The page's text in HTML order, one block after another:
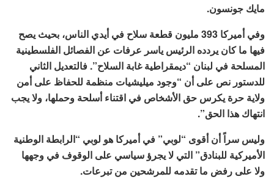
مايك جونسون.
وفي أميركا 393 مليون قطعة سلاح في أيدي الناس، بحيث يصح
فيها ما كان يردده الرئيس ياسر عرفات عن الفصائل الفلسطينية
المسلحة في لبنان “ديمقراطية غابة السلاح”. فالتعديل الثاني
للدستور نص على أن “وجود ميليشيات منظمة للحفاظ على أمن
ولاية حرة يكرس حق الأشخاص في اقتناء أسلحة وحملها، ولا يجب
انتهاك هذا الحق”.
وليس سراً أن أقوى “لوبي” في أميركا هو لوبي “الرابطة الوطنية
الأميركية للبنادق” التي لا يجرؤ سياسي على الوقوف في وجهها
ولا على رفض ما تقدمه للمرشحين من تبرعات.